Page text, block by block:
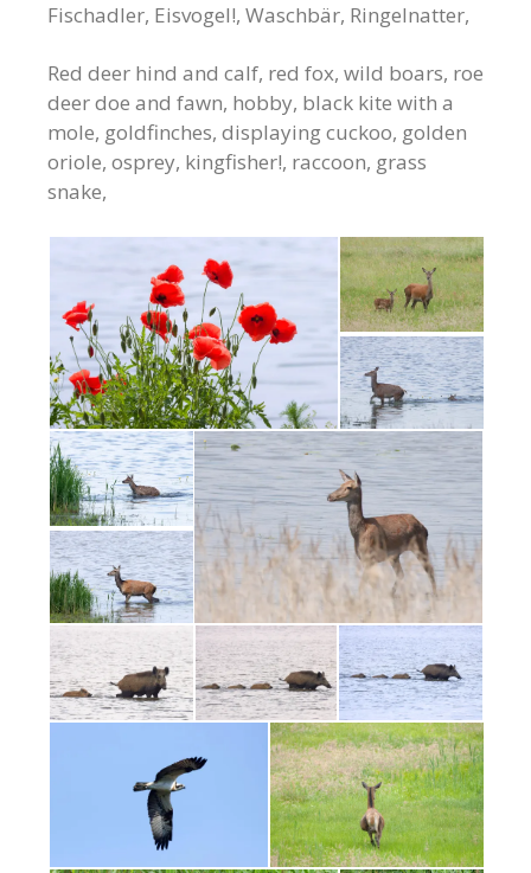
Fischadler, Eisvogel!, Waschbär, Ringelnatter,
Red deer hind and calf, red fox, wild boars, roe
deer doe and fawn, hobby, black kite with a
mole, goldfinches, displaying cuckoo, golden
oriole, osprey, kingfisher!, raccoon, grass
snake,